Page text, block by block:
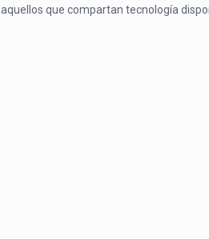
aquellos que compartan tecnología